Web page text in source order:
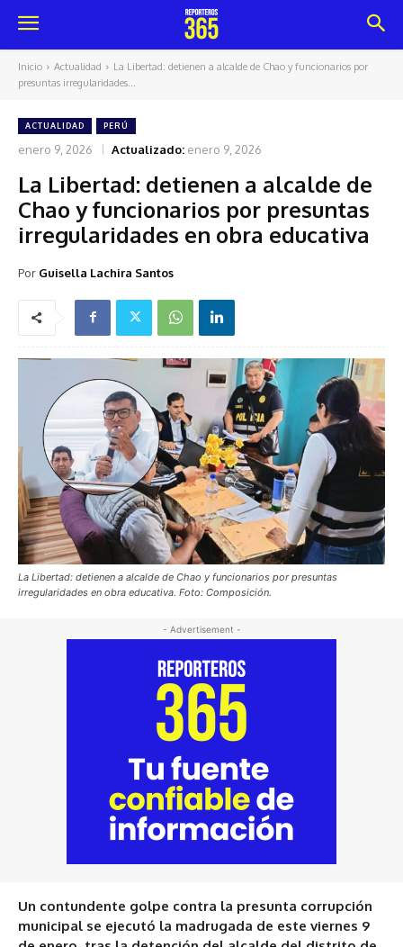
Inicio Actualidad
La Libertad: detienen a alcalde de Chao y funcionarios por
presuntas irregularidades...
ACTUALIDAD PERÚ
enero 9, 2026 Actualizado: enero 9, 2026
La Libertad: detienen a alcalde de
Chao y funcionarios por presuntas
irregularidades en obra educativa
Por Guisella Lachira Santos
La Libertad: detienen a alcalde de Chao y funcionarios por presuntas
irregularidades en obra educativa. Foto: Composición.
- Advertisement -
Un contundente golpe contra la presunta corrupción
municipal se ejecutó la madrugada de este viernes 9